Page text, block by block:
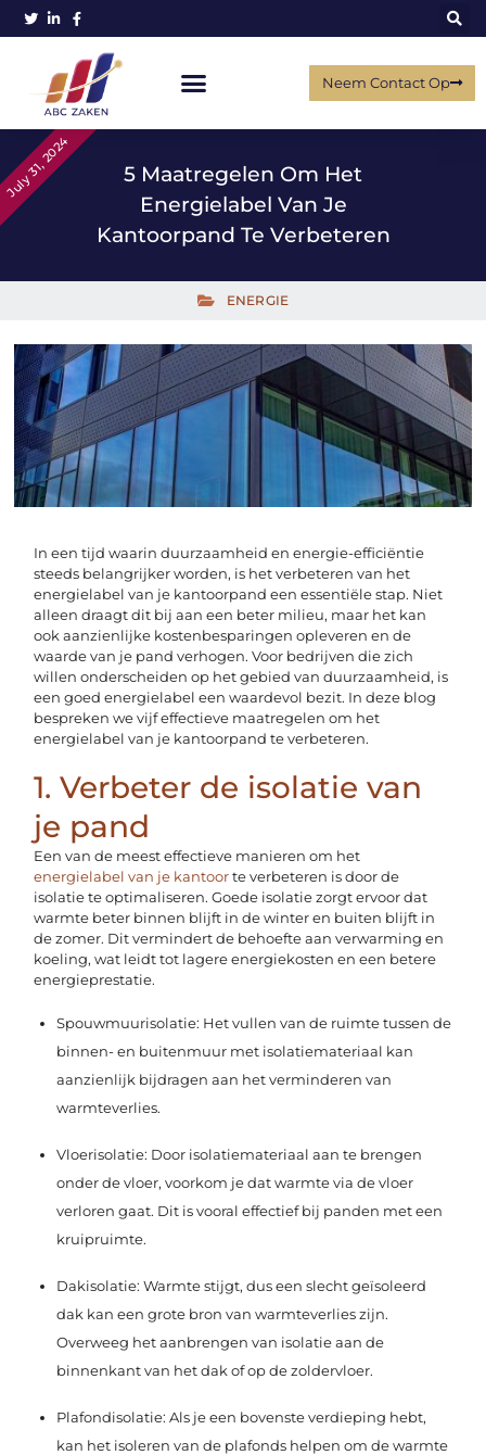
Neem Contact Op
5 Maatregelen Om Het
Energielabel Van Je
Kantoorpand Te Verbeteren
July 31, 2024
ENERGIE
In een tijd waarin duurzaamheid en energie-efficiëntie
steeds belangrijker worden, is het verbeteren van het
energielabel van je kantoorpand een essentiële stap. Niet
alleen draagt dit bij aan een beter milieu, maar het kan
ook aanzienlijke kostenbesparingen opleveren en de
waarde van je pand verhogen. Voor bedrijven die zich
willen onderscheiden op het gebied van duurzaamheid, is
een goed energielabel een waardevol bezit. In deze blog
bespreken we vijf effectieve maatregelen om het
energielabel van je kantoorpand te verbeteren.
1. Verbeter de isolatie van
je pand
Een van de meest effectieve manieren om het
energielabel van je kantoorte verbeteren is door de
isolatie te optimaliseren. Goede isolatie zorgt ervoor dat
warmte beter binnen blijft in de winter en buiten blijft in
de zomer. Dit vermindert de behoefte aan verwarming en
koeling, wat leidt tot lagere energiekosten en een betere
energieprestatie.
Spouwmuurisolatie: Het vullen van de ruimte tussen de
binnen- en buitenmuur met isolatiemateriaal kan
aanzienlijk bijdragen aan het verminderen van
warmteverlies.
Vloerisolatie: Door isolatiemateriaal aan te brengen
onder de vloer, voorkom je dat warmte via de vloer
verloren gaat. Dit is vooral effectief bij panden met een
kruipruimte.
Dakisolatie: Warmte stijgt, dus een slecht geïsoleerd
dak kan een grote bron van warmteverlies zijn.
Overweeg het aanbrengen van isolatie aan de
binnenkant van het dak of op de zoldervloer.
Plafondisolatie: Als je een bovenste verdieping hebt,
kan het isoleren van de plafonds helpen om de warmte